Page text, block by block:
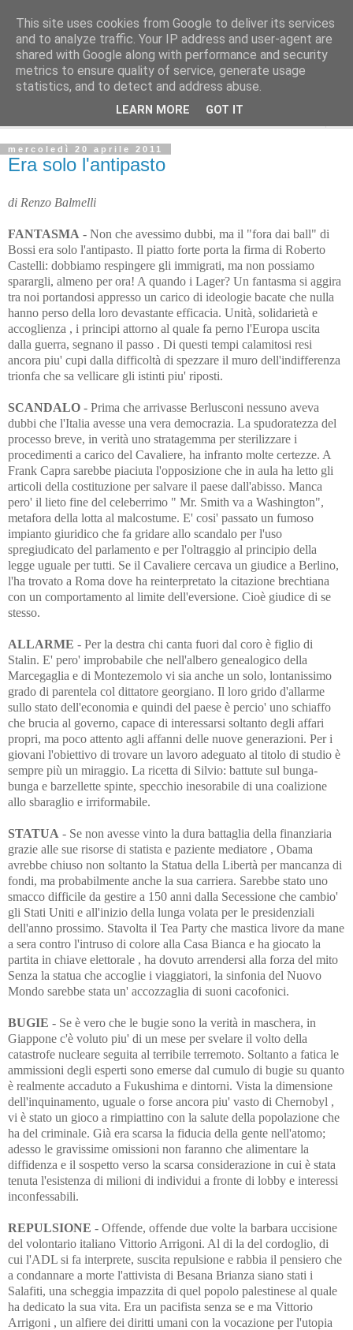
L'Avvenire dei lavoratori
SPIGOLATURE
mercoledì 20 aprile 2011
Era solo l'antipasto
di Renzo Balmelli
FANTASMA - Non che avessimo dubbi, ma il "fora dai ball" di
Bossi era solo l'antipasto. Il piatto forte porta la firma di Roberto
Castelli: dobbiamo respingere gli immigrati, ma non possiamo
sparargli, almeno per ora! A quando i Lager? Un fantasma si aggira
tra noi portandosi appresso un carico di ideologie bacate che nulla
hanno perso della loro devastante efficacia. Unità, solidarietà e
accoglienza , i principi attorno al quale fa perno l'Europa uscita
dalla guerra, segnano il passo . Di questi tempi calamitosi resi
ancora piu' cupi dalla difficoltà di spezzare il muro dell'indifferenza
trionfa che sa vellicare gli istinti piu' riposti.
SCANDALO - Prima che arrivasse Berlusconi nessuno aveva
dubbi che l'Italia avesse una vera democrazia. La spudoratezza del
processo breve, in verità uno stratagemma per sterilizzare i
procedimenti a carico del Cavaliere, ha infranto molte certezze. A
Frank Capra sarebbe piaciuta l'opposizione che in aula ha letto gli
articoli della costituzione per salvare il paese dall'abisso. Manca
pero' il lieto fine del celeberrimo " Mr. Smith va a Washington",
metafora della lotta al malcostume. E' cosi' passato un fumoso
impianto giuridico che fa gridare allo scandalo per l'uso
spregiudicato del parlamento e per l'oltraggio al principio della
legge uguale per tutti. Se il Cavaliere cercava un giudice a Berlino,
l'ha trovato a Roma dove ha reinterpretato la citazione brechtiana
con un comportamento al limite dell'eversione. Cioè giudice di se
stesso.
ALLARME - Per la destra chi canta fuori dal coro è figlio di
Stalin. E' pero' improbabile che nell'albero genealogico della
Marcegaglia e di Montezemolo vi sia anche un solo, lontanissimo
grado di parentela col dittatore georgiano. Il loro grido d'allarme
sullo stato dell'economia e quindi del paese è percio' uno schiaffo
che brucia al governo, capace di interessarsi soltanto degli affari
propri, ma poco attento agli affanni delle nuove generazioni. Per i
giovani l'obiettivo di trovare un lavoro adeguato al titolo di studio è
sempre più un miraggio. La ricetta di Silvio: battute sul bunga-
bunga e barzellette spinte, specchio inesorabile di una coalizione
allo sbaraglio e irriformabile.
STATUA - Se non avesse vinto la dura battaglia della finanziaria
grazie alle sue risorse di statista e paziente mediatore , Obama
avrebbe chiuso non soltanto la Statua della Libertà per mancanza di
fondi, ma probabilmente anche la sua carriera. Sarebbe stato uno
smacco difficile da gestire a 150 anni dalla Secessione che cambio'
gli Stati Uniti e all'inizio della lunga volata per le presidenziali
dell'anno prossimo. Stavolta il Tea Party che mastica livore da mane
a sera contro l'intruso di colore alla Casa Bianca e ha giocato la
partita in chiave elettorale , ha dovuto arrendersi alla forza del mito
Senza la statua che accoglie i viaggiatori, la sinfonia del Nuovo
Mondo sarebbe stata un' accozzaglia di suoni cacofonici.
BUGIE - Se è vero che le bugie sono la verità in maschera, in
Giappone c'è voluto piu' di un mese per svelare il volto della
catastrofe nucleare seguita al terribile terremoto. Soltanto a fatica le
ammissioni degli esperti sono emerse dal cumulo di bugie su quanto
è realmente accaduto a Fukushima e dintorni. Vista la dimensione
dell'inquinamento, uguale o forse ancora piu' vasto di Chernobyl ,
vi è stato un gioco a rimpiattino con la salute della popolazione che
ha del criminale. Già era scarsa la fiducia della gente nell'atomo;
adesso le gravissime omissioni non faranno che alimentare la
diffidenza e il sospetto verso la scarsa considerazione in cui è stata
tenuta l'esistenza di milioni di individui a fronte di lobby e interessi
inconfessabili.
REPULSIONE - Offende, offende due volte la barbara uccisione
del volontario italiano Vittorio Arrigoni. Al di la del cordoglio, di
cui l'ADL si fa interprete, suscita repulsione e rabbia il pensiero che
a condannare a morte l'attivista di Besana Brianza siano stati i
Salafiti, una scheggia impazzita di quel popolo palestinese al quale
ha dedicato la sua vita. Era un pacifista senza se e ma Vittorio
Arrigoni , un alfiere dei diritti umani con la vocazione per l'utopia
This site uses cookies from Google to deliver its services
and to analyze traffic. Your IP address and user-agent are
shared with Google along with performance and security
metrics to ensure quality of service, generate usage
statistics, and to detect and address abuse.
LEARN MORE GOT IT